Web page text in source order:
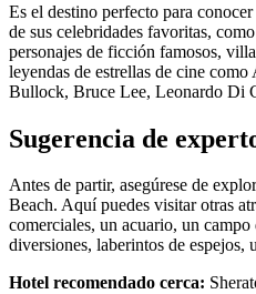
Es el destino perfecto para
de sus celebridades favoritas,
personajes de ficción famosos,
leyendas de estrellas de cine
Bullock, Bruce Lee, Leonardo Di
Sugerencia de
Antes de partir, asegúrese de
Beach. Aquí puedes visitar otras
comerciales, un acuario, un
diversiones, laberintos de espejos,
Hotel recomendado cerca: